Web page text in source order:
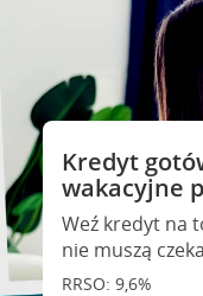
Kredyt
wakacyjne
Weź kredyt na
nie muszą
RRSO: 9,6%